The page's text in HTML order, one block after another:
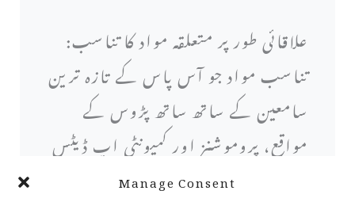
Manage Consent
علاقائی طور پر متعلقہ مواد کا تناسب:
تناسب مواد جو آس پاس کے تازہ ترین
سامعین کے ساتھ ساتھ پڑوس کے
مواقع، پروموشنز اور کمیونٹی اپ ڈیٹس
کے ساتھ گونجتا ہے۔